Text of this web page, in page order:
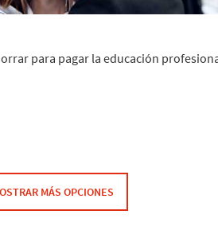
para pagar la educación
MÁS OPCIONES